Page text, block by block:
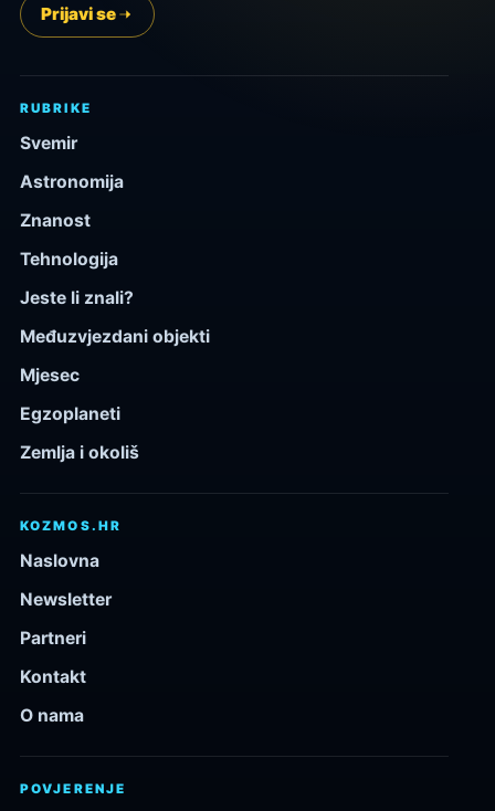
Prijavi se
RUBRIKE
Svemir
Astronomija
Znanost
Tehnologija
Jeste li znali?
Međuzvjezdani objekti
Mjesec
Egzoplaneti
Zemlja i okoliš
KOZMOS.HR
Naslovna
Newsletter
Partneri
Kontakt
O nama
POVJERENJE